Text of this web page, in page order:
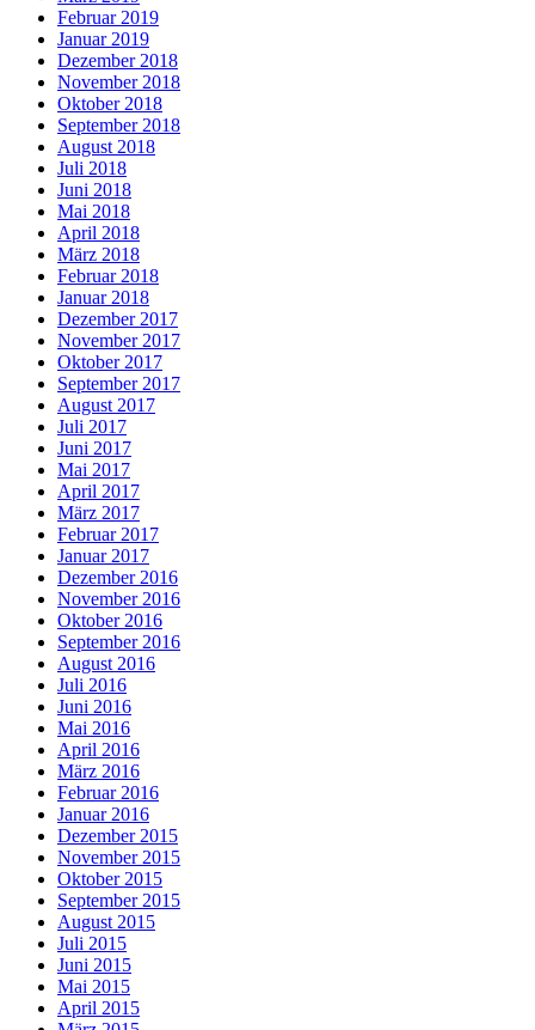
Februar 2019
Januar 2019
Dezember 2018
November 2018
Oktober 2018
September 2018
August 2018
Juli 2018
Juni 2018
Mai 2018
April 2018
März 2018
Februar 2018
Januar 2018
Dezember 2017
November 2017
Oktober 2017
September 2017
August 2017
Juli 2017
Juni 2017
Mai 2017
April 2017
März 2017
Februar 2017
Januar 2017
Dezember 2016
November 2016
Oktober 2016
September 2016
August 2016
Juli 2016
Juni 2016
Mai 2016
April 2016
März 2016
Februar 2016
Januar 2016
Dezember 2015
November 2015
Oktober 2015
September 2015
August 2015
Juli 2015
Juni 2015
Mai 2015
April 2015